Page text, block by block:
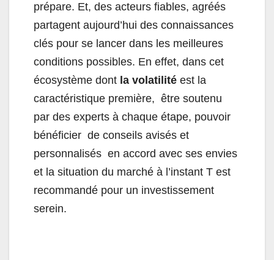
prépare. Et, des acteurs fiables, agréés
partagent aujourd’hui des connaissances
clés pour se lancer dans les meilleures
conditions possibles. En effet, dans cet
écosystème dont la volatilité est la
caractéristique première, être soutenu
par des experts à chaque étape, pouvoir
bénéficier de conseils avisés et
personnalisés en accord avec ses envies
et la situation du marché à l’instant T est
recommandé pour un investissement
serein.